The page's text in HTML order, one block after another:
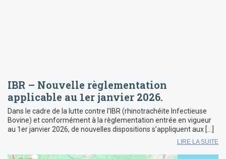
IBR – Nouvelle règlementation
applicable au 1er janvier 2026.
Dans le cadre de la lutte contre l’IBR (rhinotrachéite Infectieuse
Bovine) et conformément à la règlementation entrée en vigueur
au 1er janvier 2026, de nouvelles dispositions s’appliquent aux […]
LIRE LA SUITE